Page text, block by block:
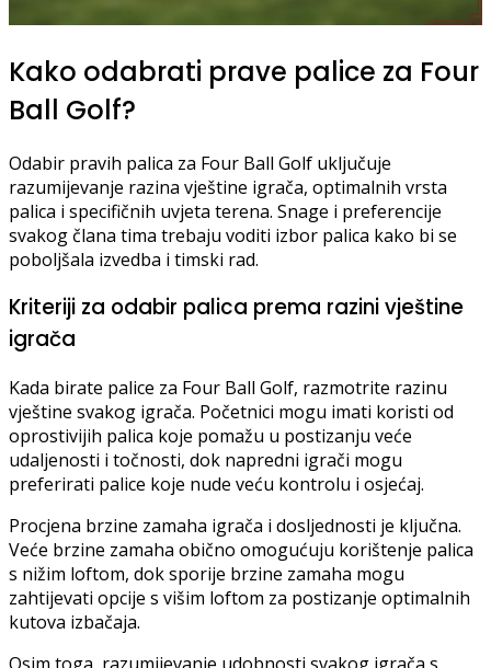
Kako odabrati prave palice za Four
Ball Golf?
Odabir pravih palica za Four Ball Golf uključuje
razumijevanje razina vještine igrača, optimalnih vrsta
palica i specifičnih uvjeta terena. Snage i preferencije
svakog člana tima trebaju voditi izbor palica kako bi se
poboljšala izvedba i timski rad.
Kriteriji za odabir palica prema razini vještine
igrača
Kada birate palice za Four Ball Golf, razmotrite razinu
vještine svakog igrača. Početnici mogu imati koristi od
oprostivijih palica koje pomažu u postizanju veće
udaljenosti i točnosti, dok napredni igrači mogu
preferirati palice koje nude veću kontrolu i osjećaj.
Procjena brzine zamaha igrača i dosljednosti je ključna.
Veće brzine zamaha obično omogućuju korištenje palica
s nižim loftom, dok sporije brzine zamaha mogu
zahtijevati opcije s višim loftom za postizanje optimalnih
kutova izbačaja.